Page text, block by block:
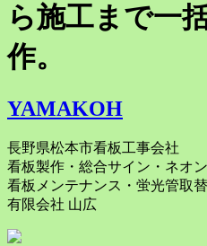
ら施工まで一
作。
YAMAKOH
長野県松本市看板工事会社
看板製作・総合サイン・ネオ
看板メンテナンス・蛍光管取
有限会社 山広